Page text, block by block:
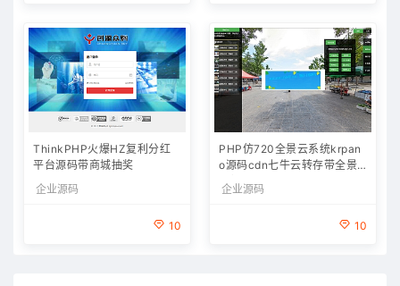
ThinkPHP火爆HZ复利分红
平台源码带商城抽奖
企业源码
10
PHP仿720全景云系统krpan
o源码cdn七牛云转存带全景
拍摄教程制作软件
企业源码
10